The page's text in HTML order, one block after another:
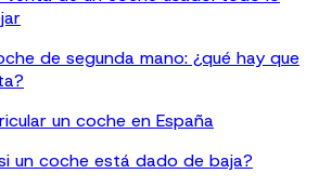
de segunda mano: ¿qué hay que
un coche en España
un coche está dado de baja?